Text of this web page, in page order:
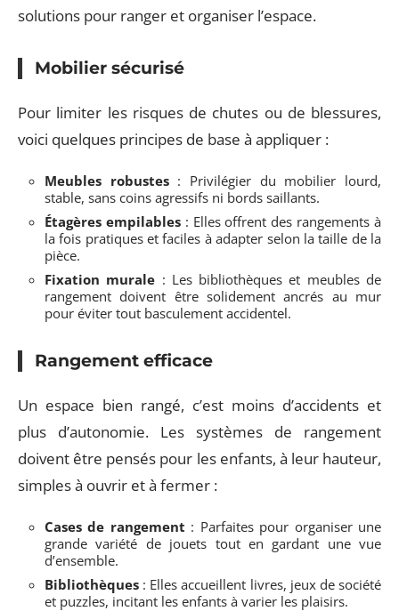
solutions pour ranger et organiser l’espace.
Mobilier sécurisé
Pour limiter les risques de chutes ou de blessures,
voici quelques principes de base à appliquer :
Meubles robustes: Privilégier du mobilier lourd,
stable, sans coins agressifs ni bords saillants.
Étagères empilables: Elles offrent des rangements à
la fois pratiques et faciles à adapter selon la taille de la
pièce.
Fixation murale : Les bibliothèques et meubles de
rangement doivent être solidement ancrés au mur
pour éviter tout basculement accidentel.
Rangement efficace
Un espace bien rangé, c’est moins d’accidents et
plus d’autonomie. Les systèmes de rangement
doivent être pensés pour les enfants, à leur hauteur,
simples à ouvrir et à fermer :
Cases de rangement : Parfaites pour organiser une
grande variété de jouets tout en gardant une vue
d’ensemble.
Bibliothèques : Elles accueillent livres, jeux de société
et puzzles, incitant les enfants à varier les plaisirs.